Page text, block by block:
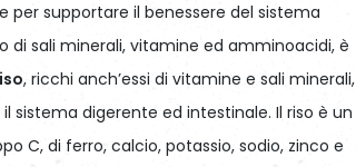
supportare il benessere del sistema
di sali minerali, vitamine ed amminoacidi, è
, ricchi anch’essi di vitamine e sali minerali,
sistema digerente ed intestinale. Il riso è un
C, di ferro, calcio, potassio, sodio, zinco e